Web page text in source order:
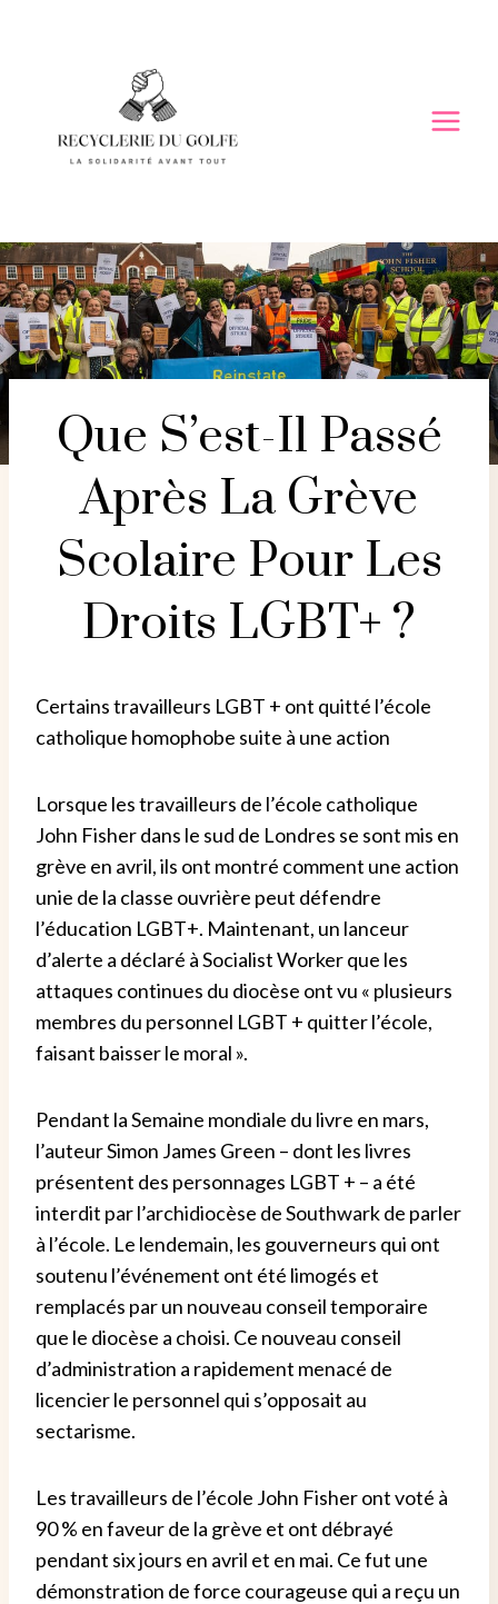
Que S’est-Il Passé
Après La Grève
Scolaire Pour Les
Droits LGBT+ ?
Certains travailleurs LGBT + ont quitté l’école
catholique homophobe suite à une action
Lorsque les travailleurs de l’école catholique
John Fisher dans le sud de Londres se sont mis en
grève en avril, ils ont montré comment une action
unie de la classe ouvrière peut défendre
l’éducation LGBT+. Maintenant, un lanceur
d’alerte a déclaré à Socialist Worker que les
attaques continues du diocèse ont vu « plusieurs
membres du personnel LGBT + quitter l’école,
faisant baisser le moral ».
Pendant la Semaine mondiale du livre en mars,
l’auteur Simon James Green – dont les livres
présentent des personnages LGBT + – a été
interdit par l’archidiocèse de Southwark de parler
à l’école. Le lendemain, les gouverneurs qui ont
soutenu l’événement ont été limogés et
remplacés par un nouveau conseil temporaire
que le diocèse a choisi. Ce nouveau conseil
d’administration a rapidement menacé de
licencier le personnel qui s’opposait au
sectarisme.
Les travailleurs de l’école John Fisher ont voté à
90 % en faveur de la grève et ont débrayé
pendant six jours en avril et en mai. Ce fut une
démonstration de force courageuse qui a reçu un